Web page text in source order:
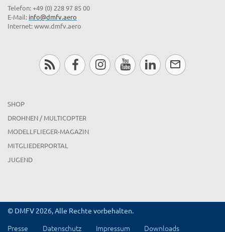
Telefon: +49 (0) 228 97 85 00
E-Mail: info@dmfv.aero
Internet: www.dmfv.aero
SHOP
DROHNEN / MULTICOPTER
MODELLFLIEGER-MAGAZIN
MITGLIEDERPORTAL
JUGEND
© DMFV 2026, Alle Rechte vorbehalten.
Presse Datenschutz Impressum
Downloads